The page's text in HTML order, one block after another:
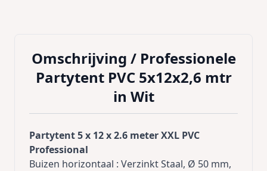
Omschrijving / Professionele
Partytent PVC 5x12x2,6 mtr
in Wit
Partytent 5 x 12 x 2.6 meter XXL PVC
Professional
Buizen horizontaal : Verzinkt Staal, Ø 50 mm,